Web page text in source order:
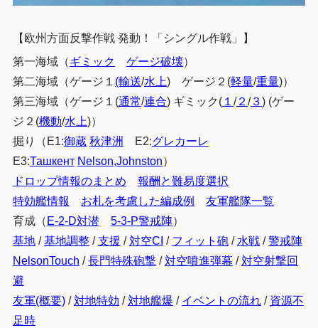
【欧州方面反撃作戦 発動！「シングル作戦」】
第一海域（ギミック ゲージ破壊）
第二海域（ゲージ１ (輸送/水上) ゲージ２(軽量/重量)）
第三海域（ゲージ１(通常/連合) ギミック(１ /２ /３) (ゲー
ジ２(機動/水上)）
掘り（E1:御蔵 秋津洲 E2:グレカーレ
E3:Ташкент Nelson,Johnston）
ドロップ情報のまとめ
報酬と難易度選択
特効艦情報
お札を考慮した編成例
友軍艦隊一覧
育成（ E-2-D対潜 5-3-P警戒陣）
基地/基地調整/支援 /対空CI / フィット砲/ 水戦/警戒陣
NelsonTouch /長門特殊砲撃/対空噴進弾幕 /対空射撃回
避
友軍(概要)/対地特効 /対地艦爆 / イベントの流れ/ 資源不
足時